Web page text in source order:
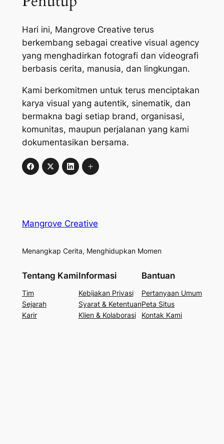
Hari ini, Mangrove Creative terus
berkembang sebagai creative visual agency
yang menghadirkan fotografi dan videografi
berbasis cerita, manusia, dan lingkungan.
Kami berkomitmen untuk terus menciptakan
karya visual yang autentik, sinematik, dan
bermakna bagi setiap brand, organisasi,
komunitas, maupun perjalanan yang kami
dokumentasikan bersama.
Mangrove Creative
Menangkap Cerita, Menghidupkan Momen
Tentang Kami
Tim
Sejarah
Karir
Informasi
Kebijakan Privasi
Syarat & Ketentuan
Klien & Kolaborasi
Bantuan
Pertanyaan Umum
Peta Situs
Kontak Kami